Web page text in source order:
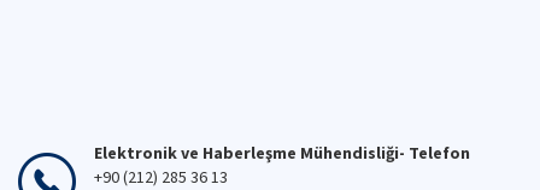
Elektronik ve Haberleşme Mühendisliği- Telefon
+90 (212) 285 36 13